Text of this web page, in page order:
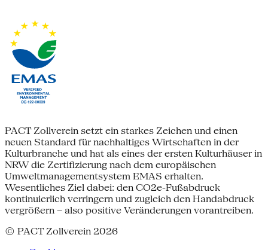
PACT Zollverein setzt ein starkes Zeichen und einen
neuen Standard für nachhaltiges Wirtschaften in der
Kulturbranche und hat als eines der ersten Kulturhäuser in
NRW die Zertifizierung nach dem europäischen
Umweltmanagementsystem EMAS erhalten.
Wesentliches Ziel dabei: den CO2e-Fußabdruck
kontinuierlich verringern und zugleich den Handabdruck
vergrößern – also positive Veränderungen vorantreiben.
© PACT Zollverein 2026